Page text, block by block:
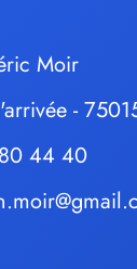
Moir
-
44 40